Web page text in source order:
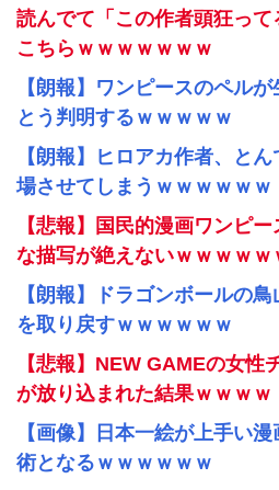
読んでて「この作者頭狂っ
こちらｗｗｗｗｗｗｗ
【朗報】ワンピースのペル
とう判明するｗｗｗｗｗ
【朗報】ヒロアカ作者、と
場させてしまうｗｗｗｗｗｗ
【悲報】国民的漫画ワンピ
な描写が絶えないｗｗｗｗｗ
【朗報】ドラゴンボールの
を取り戻すｗｗｗｗｗｗ
【悲報】NEW GAMEの女性
が放り込まれた結果ｗｗｗｗ
【画像】日本一絵が上手い
術となるｗｗｗｗｗｗ